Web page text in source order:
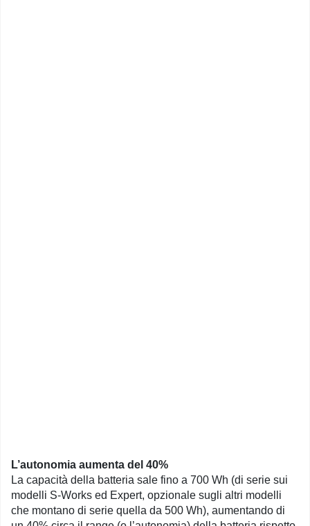
L’autonomia aumenta del 40%
La capacità della batteria sale fino a 700 Wh (di serie sui
modelli S-Works ed Expert, opzionale sugli altri modelli
che montano di serie quella da 500 Wh), aumentando di